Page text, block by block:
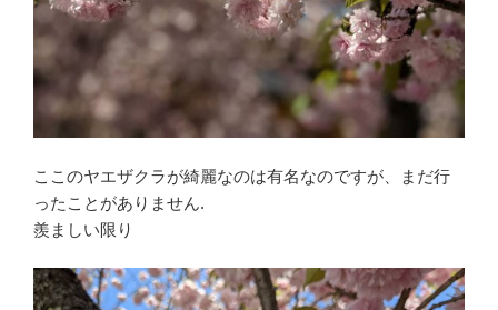
ここのヤエザクラが綺麗なのは有名なのですが、まだ行
ったことがありません.
羨ましい限り